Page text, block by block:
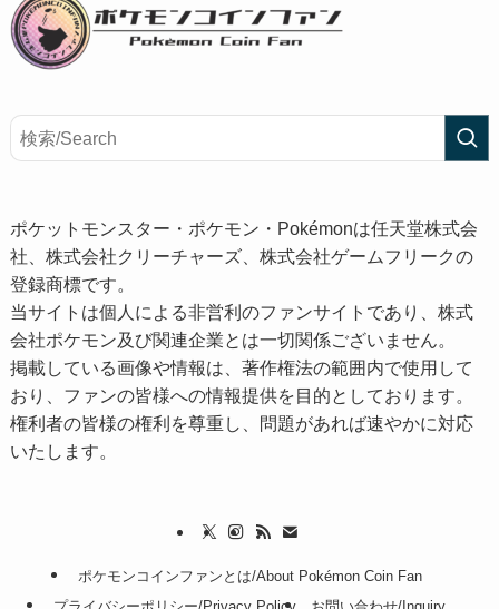
ポケットモンスター・ポケモン・Pokémonは任天堂株式会
社、株式会社クリーチャーズ、株式会社ゲームフリークの
登録商標です。
当サイトは個人による非営利のファンサイトであり、株式
会社ポケモン及び関連企業とは一切関係ございません。
掲載している画像や情報は、著作権法の範囲内で使用して
おり、ファンの皆様への情報提供を目的としております。
権利者の皆様の権利を尊重し、問題があれば速やかに対応
いたします。
ポケモンコインファンとは/About Pokémon Coin Fan